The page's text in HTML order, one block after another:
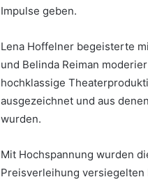
Impulse geben.
Lena Hoffelner begeisterte
und Belinda Reiman
hochklassige
ausgezeichnet und aus
wurden.
Mit Hochspannung wurden
Preisverleihung versiegelten